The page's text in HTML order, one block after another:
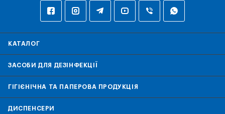
КАТАЛОГ
ЗАСОБИ ДЛЯ ДЕЗІНФЕКЦІЇ
ГІГІЄНІЧНА ТА ПАПЕРОВА ПРОДУКЦІЯ
ДИСПЕНСЕРИ